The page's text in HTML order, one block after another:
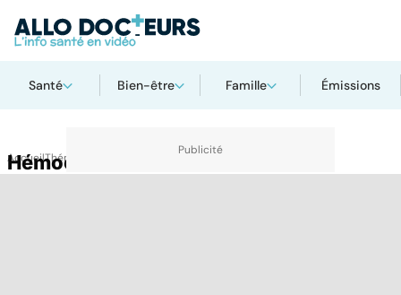
Santé Bien-être Famille Émissions
AccueilThématiques
Hémochromatose